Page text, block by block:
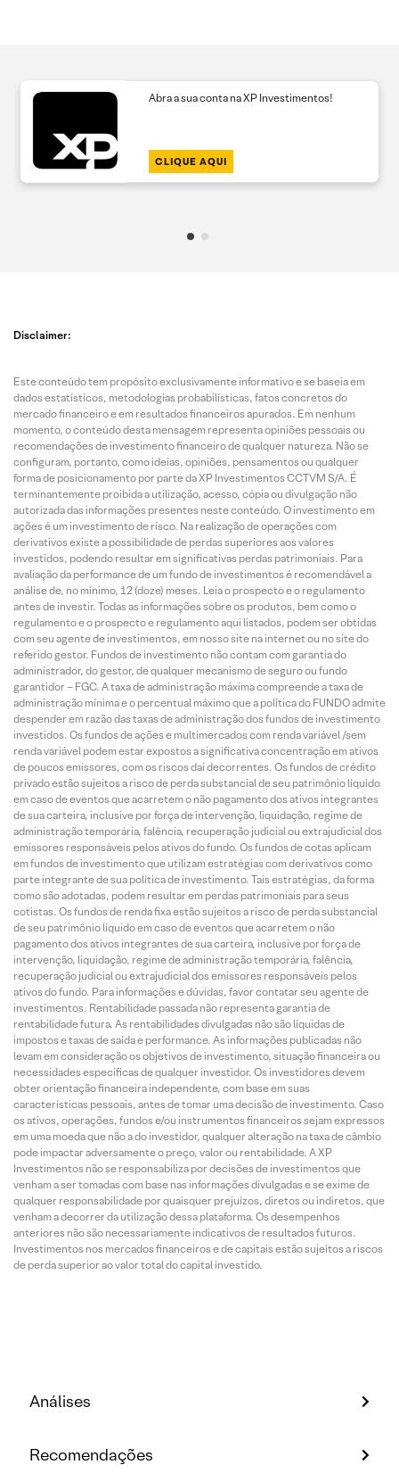
Abra a sua conta na XP Investimentos!
CLIQUE AQUI
Disclaimer:
Este conteúdo tem propósito exclusivamente informativo e se baseia em
dados estatísticos, metodologias probabilísticas, fatos concretos do
mercado financeiro e em resultados financeiros apurados. Em nenhum
momento, o conteúdo desta mensagem representa opiniões pessoais ou
recomendações de investimento financeiro de qualquer natureza. Não se
configuram, portanto, como ideias, opiniões, pensamentos ou qualquer
forma de posicionamento por parte da XP Investimentos CCTVM S/A. É
terminantemente proibida a utilização, acesso, cópia ou divulgação não
autorizada das informações presentes neste conteúdo. O investimento em
ações é um investimento de risco. Na realização de operações com
derivativos existe a possibilidade de perdas superiores aos valores
investidos, podendo resultar em significativas perdas patrimoniais. Para
avaliação da performance de um fundo de investimentos é recomendável a
análise de, no mínimo, 12 (doze) meses. Leia o prospecto e o regulamento
antes de investir. Todas as informações sobre os produtos, bem como o
regulamento e o prospecto e regulamento aqui listados, podem ser obtidas
com seu agente de investimentos, em nosso site na internet ou no site do
referido gestor. Fundos de investimento não contam com garantia do
administrador, do gestor, de qualquer mecanismo de seguro ou fundo
garantidor – FGC. A taxa de administração máxima compreende a taxa de
administração mínima e o percentual máximo que a política do FUNDO admite
despender em razão das taxas de administração dos fundos de investimento
investidos. Os fundos de ações e multimercados com renda variável /sem
renda variável podem estar expostos a significativa concentração em ativos
de poucos emissores, com os riscos daí decorrentes. Os fundos de crédito
privado estão sujeitos a risco de perda substancial de seu patrimônio líquido
em caso de eventos que acarretem o não pagamento dos ativos integrantes
de sua carteira, inclusive por força de intervenção, liquidação, regime de
administração temporária, falência, recuperação judicial ou extrajudicial dos
emissores responsáveis pelos ativos do fundo. Os fundos de cotas aplicam
em fundos de investimento que utilizam estratégias com derivativos como
parte integrante de sua política de investimento. Tais estratégias, da forma
como são adotadas, podem resultar em perdas patrimoniais para seus
cotistas. Os fundos de renda fixa estão sujeitos a risco de perda substancial
de seu patrimônio líquido em caso de eventos que acarretem o não
pagamento dos ativos integrantes de sua carteira, inclusive por força de
intervenção, liquidação, regime de administração temporária, falência,
recuperação judicial ou extrajudicial dos emissores responsáveis pelos
ativos do fundo. Para informações e dúvidas, favor contatar seu agente de
investimentos. Rentabilidade passada não representa garantia de
rentabilidade futura. As rentabilidades divulgadas não são líquidas de
impostos e taxas de saída e performance. As informações publicadas não
levam em consideração os objetivos de investimento, situação financeira ou
necessidades específicas de qualquer investidor. Os investidores devem
obter orientação financeira independente, com base em suas
características pessoais, antes de tomar uma decisão de investimento. Caso
os ativos, operações, fundos e/ou instrumentos financeiros sejam expressos
em uma moeda que não a do investidor, qualquer alteração na taxa de câmbio
pode impactar adversamente o preço, valor ou rentabilidade. A XP
Investimentos não se responsabiliza por decisões de investimentos que
venham a ser tomadas com base nas informações divulgadas e se exime de
qualquer responsabilidade por quaisquer prejuízos, diretos ou indiretos, que
venham a decorrer da utilização dessa plataforma. Os desempenhos
anteriores não são necessariamente indicativos de resultados futuros.
Investimentos nos mercados financeiros e de capitais estão sujeitos a riscos
de perda superior ao valor total do capital investido.
Análises
Recomendações